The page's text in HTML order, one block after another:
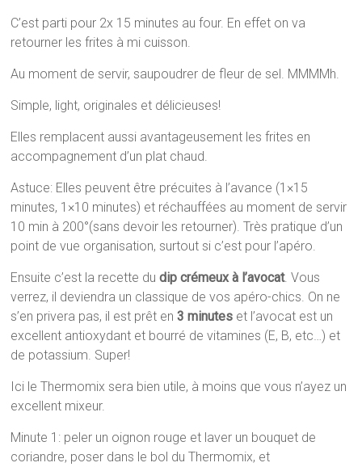
C’est parti pour 2x 15 minutes au four. En effet on va
retourner les frites à mi cuisson.
Au moment de servir, saupoudrer de fleur de sel. MMMMh.
Simple, light, originales et délicieuses!
Elles remplacent aussi avantageusement les frites en
accompagnement d’un plat chaud.
Astuce: Elles peuvent être précuites à l’avance (1×15
minutes, 1×10 minutes) et réchauffées au moment de servir
10 min à 200°(sans devoir les retourner). Très pratique d’un
point de vue organisation, surtout si c’est pour l’apéro.
Ensuite c’est la recette dudip crémeux à l’avocat. Vous
verrez, il deviendra un classique de vos apéro-chics. On ne
s’en privera pas, il est prêt en3 minutes et l’avocat est un
excellent antioxydant et bourré de vitamines (E, B, etc…) et
de potassium. Super!
Ici le Thermomix sera bien utile, à moins que vous n’ayez un
excellent mixeur.
Minute 1: peler un oignon rouge et laver un bouquet de
coriandre, poser dans le bol du Thermomix, et